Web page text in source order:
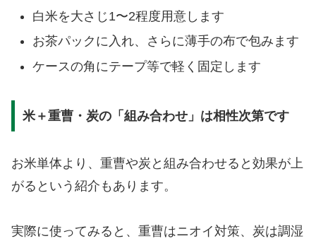
白米を大さじ1〜2程度用意します
お茶パックに入れ、さらに薄手の布で包みます
ケースの角にテープ等で軽く固定します
米＋重曹・炭の「組み合わせ」は相性次第です
お米単体より、重曹や炭と組み合わせると効果が上
がるという紹介もあります。
実際に使ってみると、重曹はニオイ対策、炭は調湿